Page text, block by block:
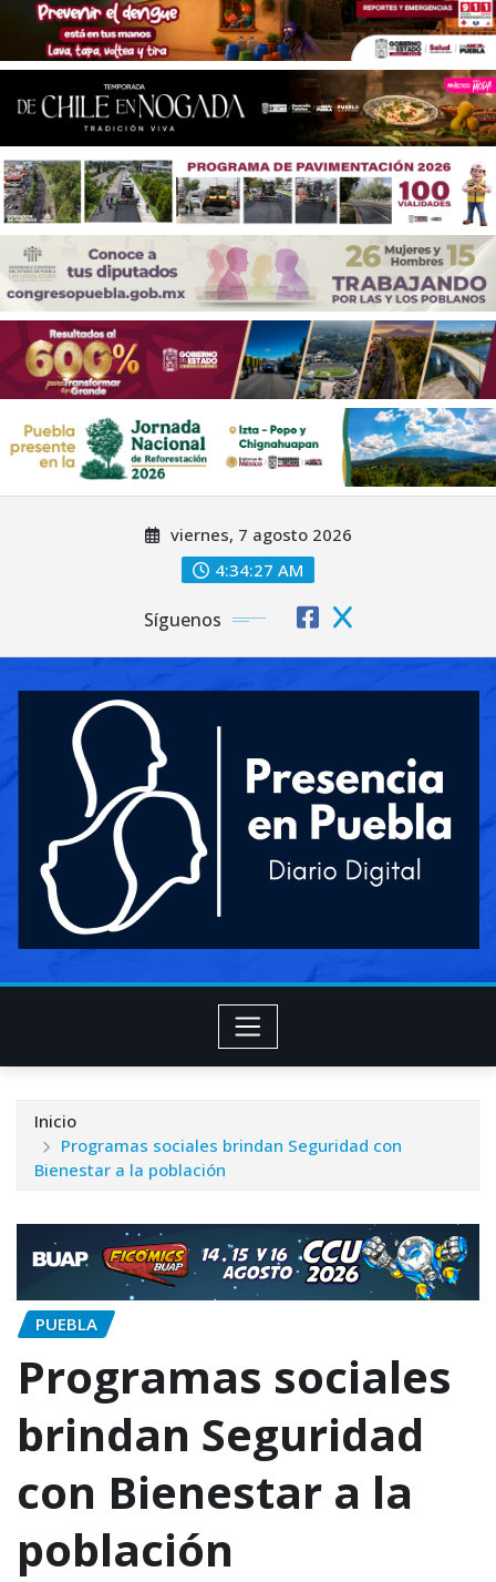
viernes, 7 agosto 2026
4:34:29 AM
Síguenos
Inicio
Programas sociales brindan Seguridad con
Bienestar a la población
PUEBLA
Programas sociales
brindan Seguridad
con Bienestar a la
población